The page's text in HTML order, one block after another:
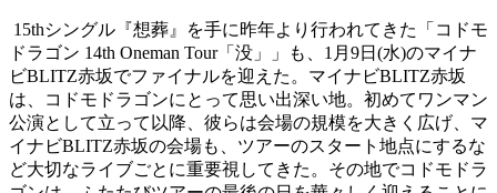
15thシングル『想葬』を手に昨年より行われてきた「コドモ
ドラゴン 14th Oneman Tour「没」」も、1月9日(水)のマイナ
ビBLITZ赤坂でファイナルを迎えた。マイナビBLITZ赤坂
は、コドモドラゴンにとって思い出深い地。初めてワンマン
公演として立って以降、彼らは会場の規模を大きく広げ、マ
イナビBLITZ赤坂の会場も、ツアーのスタート地点にするな
ど大切なライブごとに重要視してきた。その地でコドモドラ